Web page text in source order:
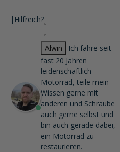
| Hilfreich?
Alwin
Ich fahre seit
fast 20 Jahren
leidenschaftlich
Motorrad, teile mein
Wissen gerne mit
anderen und Schraube
auch gerne selbst und
bin auch gerade dabei,
ein Motorrad zu
restaurieren.